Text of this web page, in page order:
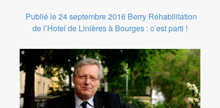
Publié le 24 septembre 2016 Berry Réhabilitation
de l’Hotel de Linières à Bourges : c’est parti !